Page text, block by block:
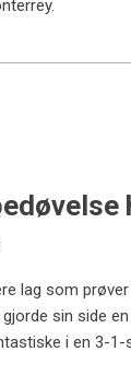
lag som
sin side
i en 3-1-